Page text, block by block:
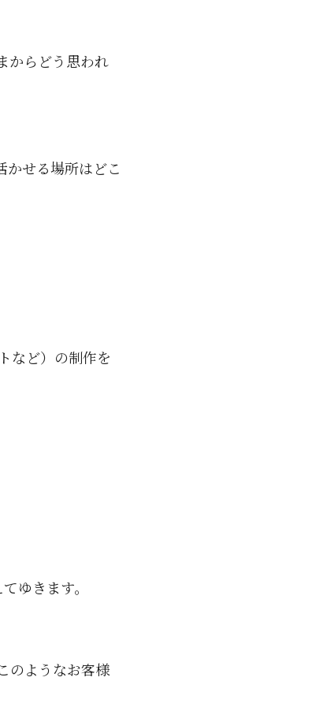
からどう思われ
せる場所はどこ
など）の制作を
ゆきます。
のようなお客様